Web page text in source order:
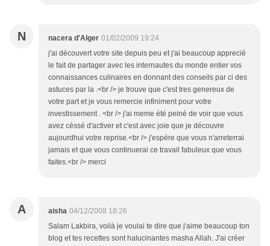
N nacera d'Alger 01/02/2009 19:24
j'ai découvert votre site depuis peu et j'ai beaucoup apprecié
le fait de partager avec les internautes du monde entier vos
connaissances culinaires en donnant des conseils par ci des
astuces par la .<br /> je trouve que c'est tres genereux de
votre part et je vous remercie infiniment pour votre
investissement . <br /> j'ai meme été peiné de voir que vous
avez céssé d'activer et c'est avec joie que je découvre
aujourdhui votre reprise.<br /> j'espére que vous n'arreterrai
jamais et que vous continuerai ce travail fabuleux que vous
faites.<br /> merci
A aisha 04/12/2008 18:26
Salam Lakbira, voilà je voulai te dire que j'aime beaucoup ton
blog et tes recettes sont halucinantes masha Allah. J'ai créer